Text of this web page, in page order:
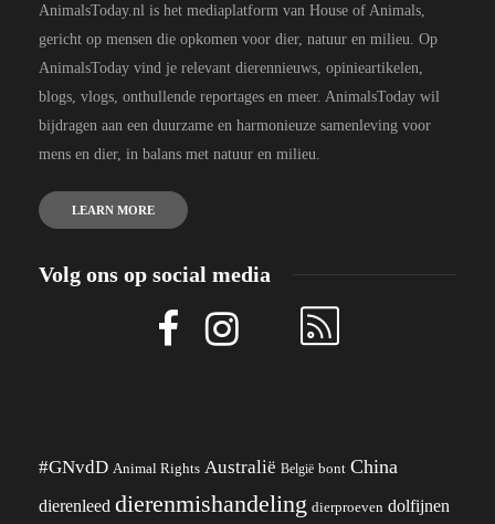
AnimalsToday.nl is het mediaplatform van House of Animals,
gericht op mensen die opkomen voor dier, natuur en milieu. Op
AnimalsToday vind je relevant dierennieuws, opinieartikelen,
blogs, vlogs, onthullende reportages en meer. AnimalsToday wil
bijdragen aan een duurzame en harmonieuze samenleving voor
mens en dier, in balans met natuur en milieu.
LEARN MORE
Volg ons op social media
#GNvdD Animal Rights Australië België bont China
dierenleed dierenmishandeling dierproeven dolfijnen